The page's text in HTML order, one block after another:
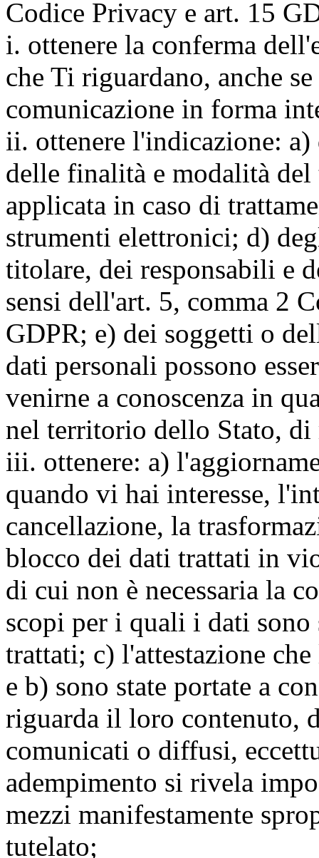
Codice Privacy e art. 15
i. ottenere la conferma
che Ti riguardano, anche
comunicazione in forma
ii. ottenere l'indicazione:
delle finalità e modalità
applicata in caso di
strumenti elettronici; d)
titolare, dei responsabili e
sensi dell'art. 5, comma 2
GDPR; e) dei soggetti o
dati personali possono
venirne a conoscenza in
nel territorio dello Stato,
iii. ottenere: a)
quando vi hai interesse,
cancellazione, la
blocco dei dati trattati in
di cui non è necessaria la
scopi per i quali i dati sono
trattati; c) l'attestazione
e b) sono state portate a
riguarda il loro contenuto,
comunicati o diffusi,
adempimento si rivela
mezzi manifestamente
tutelato;